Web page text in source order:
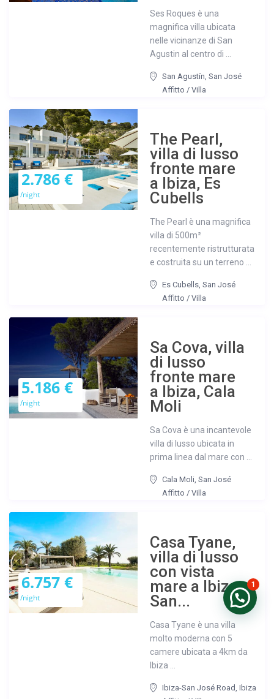
Ses Roques è una
magnifica villa ubicata
nelle vicinanze di San
Agustin al centro di ...
San Agustín,San José
Affitto /Villa
2.786 €
/night
The Pearl,
villa di lusso
fronte mare
a Ibiza, Es
Cubells
The Pearl è una magnifica
villa di 500m²
recentemente ristrutturata
e costruita su un terreno ...
Es Cubells,San José
Affitto /Villa
5.186 €
/night
Sa Cova, villa
di lusso
fronte mare
a Ibiza, Cala
Moli
Sa Cova è una incantevole
villa di lusso ubicata in
prima linea dal mare con ...
Cala Moli,San José
Affitto /Villa
6.757 €
/night
Casa Tyane,
villa di lusso
con vista
mare a Ibiza,
San...
Casa Tyane è una villa
molto moderna con 5
camere ubicata a 4km da
Ibiza ...
Ibiza-San José Road,Ibiza
1